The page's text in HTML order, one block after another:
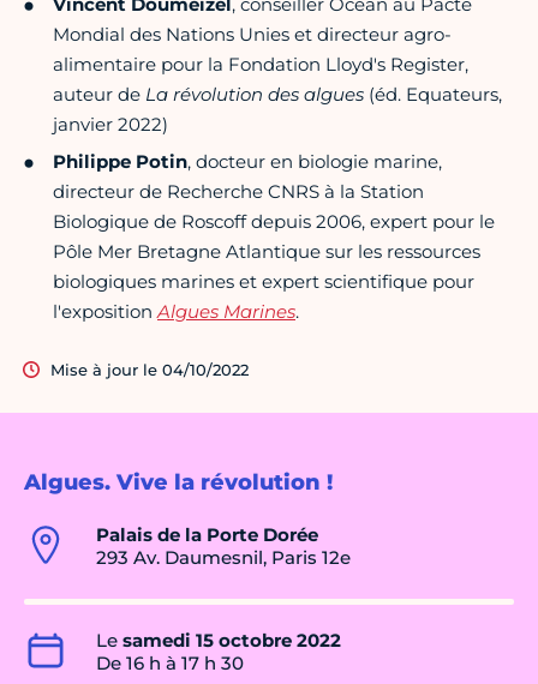
Algues. Vive la révolution !
Palais de la Porte Dorée
293 Av. Daumesnil, Paris 12e
Le samedi 15 octobre 2022
De 16 h à 17 h 30
Vincent Doumeizel, conseiller Océan au Pacte
Mondial des Nations Unies et directeur agro-
alimentaire pour la Fondation Lloyd's Register,
auteur de La révolution des algues (éd. Equateurs,
janvier 2022)
Philippe Potin, docteur en biologie marine,
directeur de Recherche CNRS à la Station
Biologique de Roscoff depuis 2006, expert pour le
Pôle Mer Bretagne Atlantique sur les ressources
biologiques marines et expert scientifique pour
l'expositionAlgues Marines.
Mise à jour le 04/10/2022